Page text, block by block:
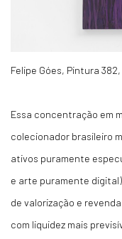
Felipe Góes, Pintura 382,
Essa concentração em
colecionador brasileiro
ativos puramente
e arte puramente
de valorização e
com liquidez mais